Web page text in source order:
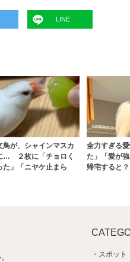
LINE
鳥が、シャインマスカ
… ２枚に「チョロく
た」「ニヤケ止まら
全力すぎる
た」「愛が
帰宅すると？
スポット